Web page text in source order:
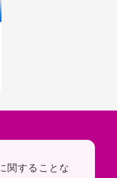
関することな